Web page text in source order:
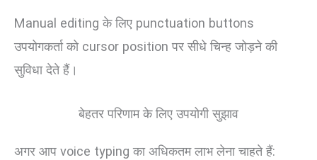
Manual editing के लिए punctuation buttons
उपयोगकर्ता को cursor position पर सीधे चिन्ह जोड़ने की
सुविधा देते हैं।
बेहतर परिणाम के लिए उपयोगी सुझाव
अगर आप voice typing का अधिकतम लाभ लेना चाहते हैं: